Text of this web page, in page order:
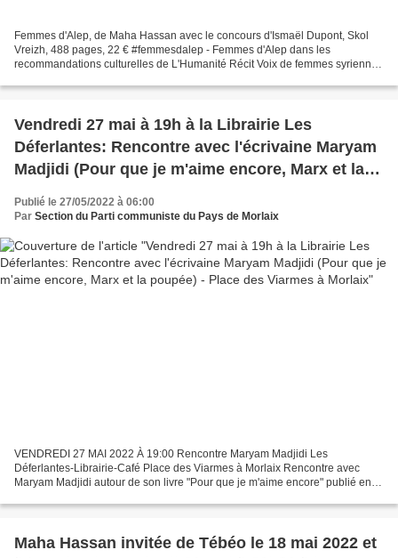
Femmes d'Alep, de Maha Hassan avec le concours d'Ismaël Dupont, Skol
Vreizh, 488 pages, 22 € #femmesdalep - Femmes d'Alep dans les
recommandations culturelles de L'Humanité Récit Voix de femmes syriennes
Vendredi 27 mai à 19h à la Librairie Les
Déferlantes: Rencontre avec l'écrivaine Maryam
Madjidi (Pour que je m'aime encore, Marx et la
Publié le 27/05/2022 à 06:00
Par Section du Parti communiste du Pays de Morlaix
VENDREDI 27 MAI 2022 À 19:00 Rencontre Maryam Madjidi Les
Déferlantes-Librairie-Café Place des Viarmes à Morlaix Rencontre avec
Maryam Madjidi autour de son livre "Pour que je m'aime encore" publié en
Maha Hassan invitée de Tébéo le 18 mai 2022 et